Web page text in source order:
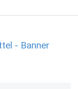
- Banner